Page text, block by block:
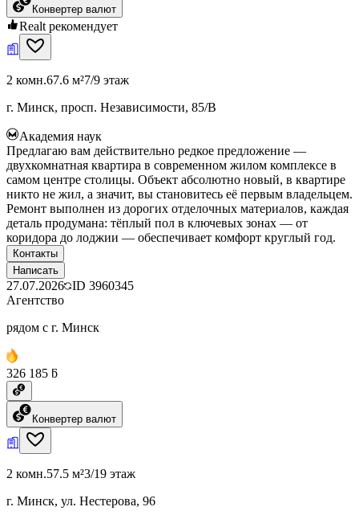
Конвертер валют
Realt рекомендует
2 комн.67.6 м²7/9 этаж
г. Минск, просп. Независимости, 85/В
Академия наук
Предлагаю вам действительно редкое предложение —
двухкомнатная квартира в современном жилом комплексе в
самом центре столицы. Объект абсолютно новый, в квартире
никто не жил, а значит, вы становитесь её первым владельцем.
Ремонт выполнен из дорогих отделочных материалов, каждая
деталь продумана: тёплый пол в ключевых зонах — от
коридора до лоджии — обеспечивает комфорт круглый год.
Контакты
Написать
27.07.2026 ID 3960345
Агентство
рядом с г. Минск
326 185 ƃ
Конвертер валют
2 комн.57.5 м²3/19 этаж
г. Минск, ул. Нестерова, 96